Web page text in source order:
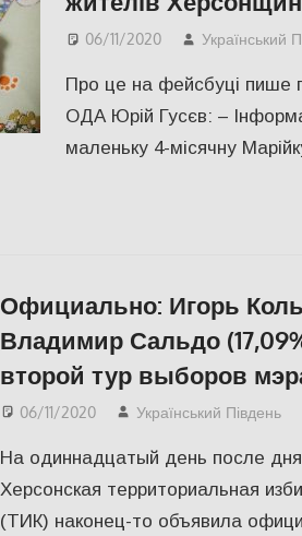
06/11/2020 Український
Про це на фейсбуці пише
ОДА Юрій Гусєв: –
маленьку 4-місячну
Официально: Игорь
Владимир Сальдо
второй тур выборов
06/11/2020 Український Південь
На одиннадцатый день после дня
Херсонская территориальная
(ТИК) наконец-то объявила